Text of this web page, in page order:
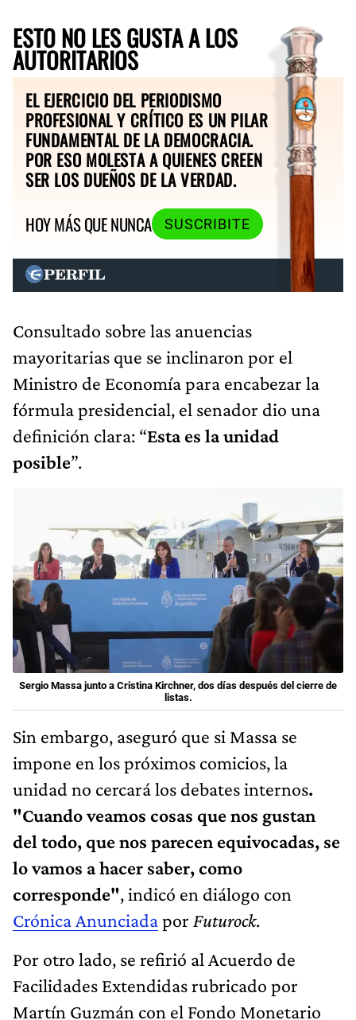
ESTO NO LES GUSTA A LOS
AUTORITARIOS
EL EJERCICIO DEL PERIODISMO
PROFESIONAL Y CRÍTICO ES UN PILAR
FUNDAMENTAL DE LA DEMOCRACIA.
POR ESO MOLESTA A QUIENES CREEN
SER LOS DUEÑOS DE LA VERDAD.
HOY MÁS QUE NUNCA
SUSCRIBITE
Consultado sobre las anuencias
mayoritarias que se inclinaron por el
Ministro de Economía para encabezar la
fórmula presidencial, el senador dio una
definición clara: “Esta es la unidad
posible”.
Sergio Massa junto a Cristina Kirchner, dos días después del cierre de
listas.
Sin embargo, aseguró que si Massa se
impone en los próximos comicios, la
unidad no cercará los debates internos.
"Cuando veamos cosas que nos gustan
del todo, que nos parecen equivocadas, se
lo vamos a hacer saber, como
corresponde", indicó en diálogo con
Crónica Anunciadapor Futurock.
Por otro lado, se refirió al Acuerdo de
Facilidades Extendidas rubricado por
Martín Guzmán con el Fondo Monetario